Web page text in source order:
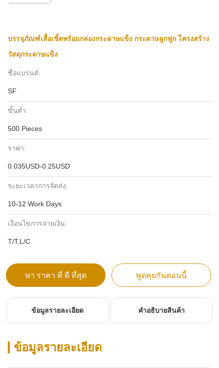
บรรจุภัณฑ์เสื้อเชิ้ตพร้อมกล่องกระดาษแข็ง กระดาษลูกฟูก โครงสร้าง
วัสดุกระดาษแข็ง
ชื่อแบรนด์:
SF
ขั้นต่ำ:
500 Pieces
ราคา:
0.035USD-0.25USD
ระยะเวลาการจัดส่ง:
10-12 Work Days
เงื่อนไขการจ่ายเงิน:
T/T,L/C
หา ราคา ที่ ดี ที่สุด พูดคุยกันตอนนี้
ข้อมูลรายละเอียด คําอธิบายสินค้า
ข้อมูลรายละเอียด